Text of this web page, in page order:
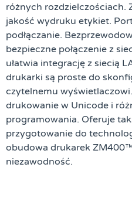
różnych rozdzielczościach.
jakość wydruku etykiet.
podłączanie.
bezpieczne połączenie z
ułatwia integrację z siecią
drukarki są proste do
czytelnemu
drukowanie w Unicode i
programowania. Oferuje
przygotowanie do
obudowa drukarek
niezawodność.